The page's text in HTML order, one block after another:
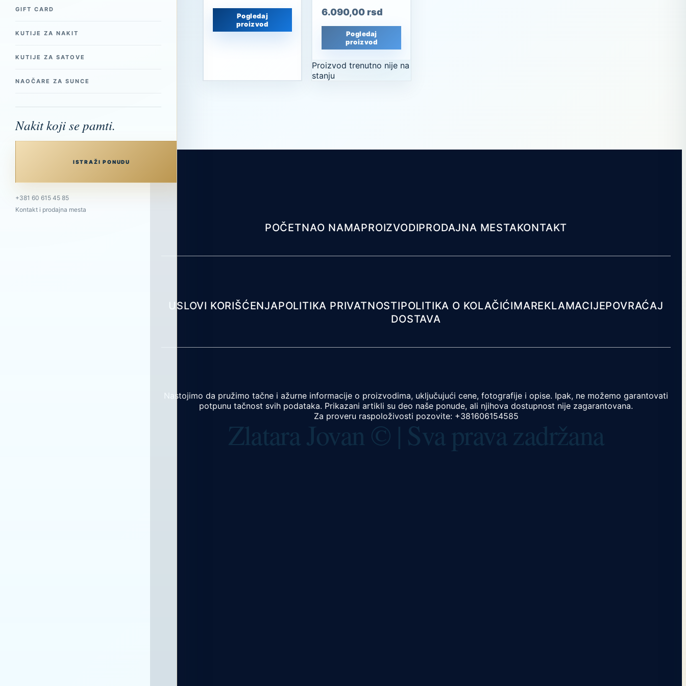
GIFT CARD
KUTIJE ZA NAKIT
KUTIJE ZA SATOVE
NAOČARE ZA SUNCE
Nakit koji se pamti.
ISTRAŽI PONUDU
+381 60 615 45 85
Kontakt i prodajna mesta
Pogledaj
proizvod
6.090,00 rsd
Pogledaj
proizvod
Proizvod trenutno nije na
stanju
POČETNAO NAMAPROIZVODIPRODAJNA MESTAKONTAKT
USLOVI KORIŠĆENJAPOLITIKA PRIVATNOSTIPOLITIKA O KOLAČIĆIMAREKLAMACIJEPOVRAĆAJ
DOSTAVA
Nastojimo da pružimo tačne i ažurne informacije o proizvodima, uključujući cene, fotografije i opise. Ipak, ne možemo garantovati
potpunu tačnost svih podataka. Prikazani artikli su deo naše ponude, ali njihova dostupnost nije zagarantovana.
Za proveru raspoloživosti pozovite: +381606154585
Zlatara Jovan © | Sva prava zadržana